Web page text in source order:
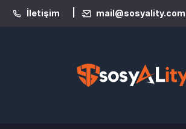
İletişim mail@sosyality.com